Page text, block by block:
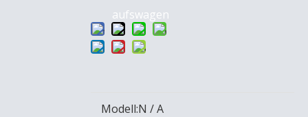
aufswagen
Modell:N / A